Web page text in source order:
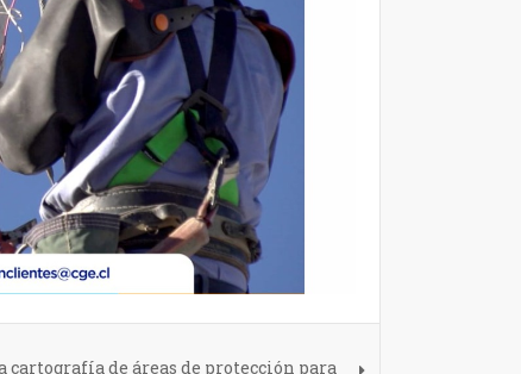
cartografía de áreas de protección para